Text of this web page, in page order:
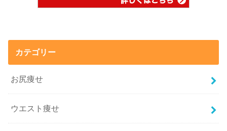
カテゴリー
お尻痩せ
ウエスト痩せ